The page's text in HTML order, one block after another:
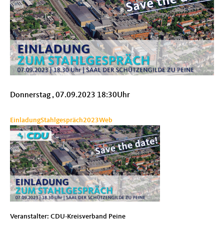
Donnerstag , 07.09.2023 18:30Uhr
EinladungStahlgespräch2023Web
Veranstalter: CDU-Kreisverband Peine